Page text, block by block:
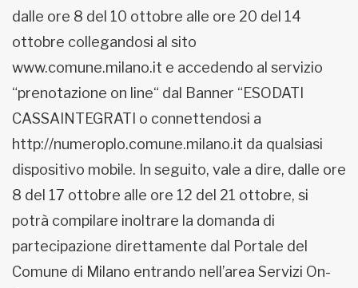
dalle ore 8 del 10 ottobre alle ore 20 del 14
ottobre collegandosi al sito
www.comune.milano.it e accedendo al servizio
“prenotazione on line“ dal Banner “ESODATI
CASSAINTEGRATI o connettendosi a
http://numeroplo.comune.milano.it da qualsiasi
dispositivo mobile. In seguito, vale a dire, dalle ore
8 del 17 ottobre alle ore 12 del 21 ottobre, si
potrà compilare inoltrare la domanda di
partecipazione direttamente dal Portale del
Comune di Milano entrando nell’area Servizi On-